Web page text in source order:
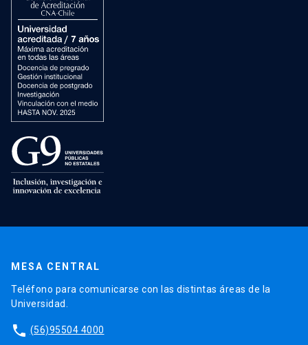
MESA CENTRAL
Teléfono para comunicarse con las distintas áreas de la
Universidad.
phone (56)95504 4000